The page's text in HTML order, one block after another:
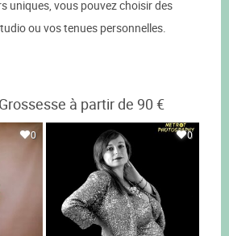
uniques, vous pouvez choisir des
ou vos tenues personnelles.
à partir de 90 €
0 0